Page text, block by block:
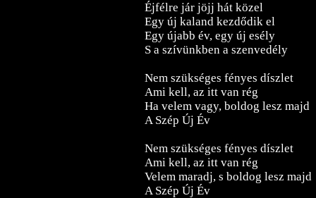
Éjfélre jár jöjj hát közel
Egy új kaland kezdődik el
Egy újabb év, egy új esély
S a szívünkben a szenvedély
Nem szükséges fényes díszlet
Ami kell, az itt van rég
Ha velem vagy, boldog lesz majd
A Szép Új Év
Nem szükséges fényes díszlet
Ami kell, az itt van rég
Velem maradj, s boldog lesz majd
A Szép Új Év